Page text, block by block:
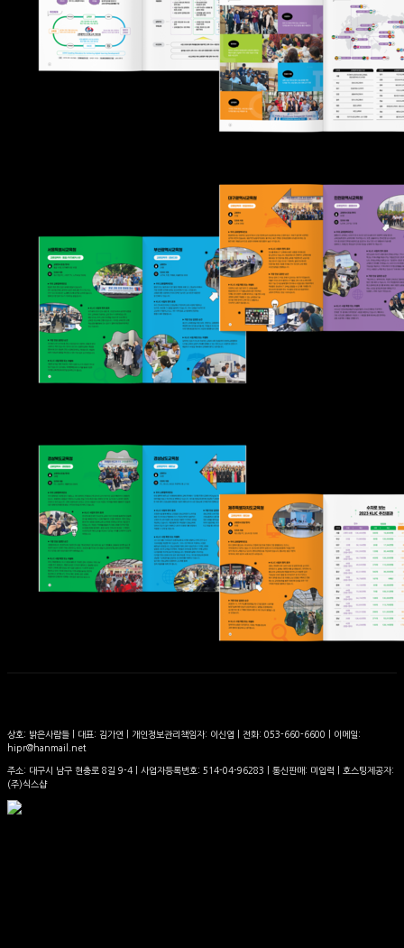
상호: 밝은사람들 | 대표: 김가연 | 개인정보관리책임자: 이신엽 | 전화: 053-660-6600 | 이메일:
hipr@hanmail.net
주소: 대구시 남구 현충로 8길 9-4 | 사업자등록번호: 514-04-96283 | 통신판매: 미입력 | 호스팅제공자:
(주)식스샵